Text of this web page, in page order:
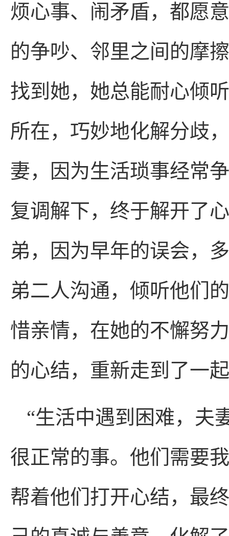
烦心事、闹矛盾，都愿
的争吵、邻里之间的摩
找到她，她总能耐心倾
所在，巧妙地化解分歧
妻，因为生活琐事经常
复调解下，终于解开了
弟，因为早年的误会，
弟二人沟通，倾听他们
惜亲情，在她的不懈努
的心结，重新走到了一
“生活中遇到困难，夫
很正常的事。他们需要
帮着他们打开心结，最